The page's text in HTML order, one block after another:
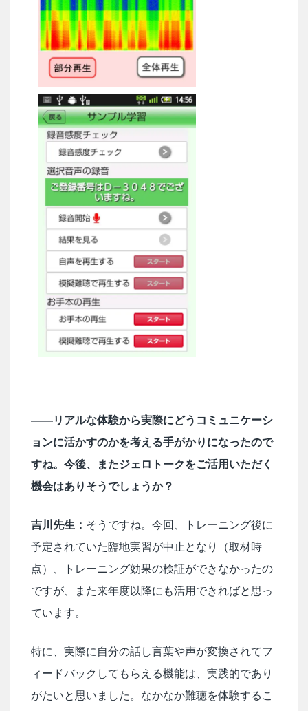
――リアルな体験から実際にどうコミュニケーシ
ョンに活かすのかを考える手がかりになったので
すね。今後、またジェロトークをご活用いただく
機会はありそうでしょうか？
吉川先生： そうですね。今回、トレーニング後に
予定されていた臨地実習が中止となり（取材時
点）、トレーニング効果の検証ができなかったの
ですが、また来年度以降にも活用できればと思っ
ています。
特に、実際に自分の話し言葉や声が変換されてフ
ィードバックしてもらえる機能は、実践的であり
がたいと思いました。なかなか難聴を体験するこ